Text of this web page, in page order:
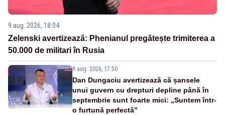
9 aug. 2026, 18:04
Zelenski avertizează: Phenianul pregătește trimiterea a
50.000 de militari în Rusia
9 aug. 2026, 17:50
Dan Dungaciu avertizează că șansele
unui guvern cu drepturi depline până în
septembrie sunt foarte mici: „Suntem într-
o furtună perfectă”